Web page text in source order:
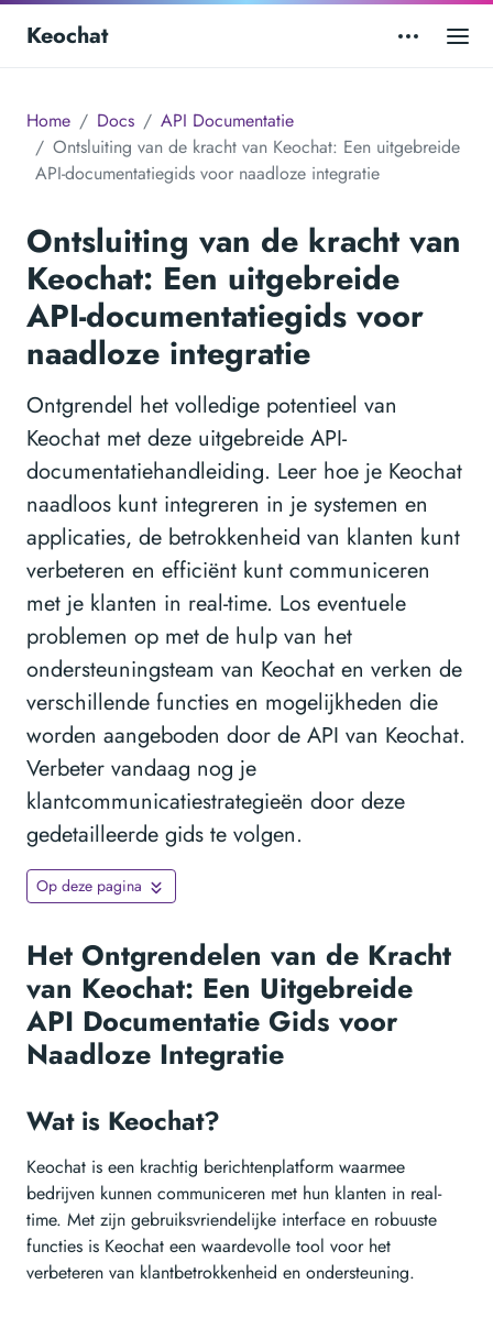
Keochat
Home Docs
API Documentatie
Ontsluiting van de kracht van Keochat: Een uitgebreide
API-documentatiegids voor naadloze integratie
Ontsluiting van de kracht van
Keochat: Een uitgebreide
API-documentatiegids voor
naadloze integratie
Ontgrendel het volledige potentieel van
Keochat met deze uitgebreide API-
documentatiehandleiding. Leer hoe je Keochat
naadloos kunt integreren in je systemen en
applicaties, de betrokkenheid van klanten kunt
verbeteren en efficiënt kunt communiceren
met je klanten in real-time. Los eventuele
problemen op met de hulp van het
ondersteuningsteam van Keochat en verken de
verschillende functies en mogelijkheden die
worden aangeboden door de API van Keochat.
Verbeter vandaag nog je
klantcommunicatiestrategieën door deze
gedetailleerde gids te volgen.
Op deze pagina
Het Ontgrendelen van de Kracht
van Keochat: Een Uitgebreide
API Documentatie Gids voor
Naadloze Integratie
Wat is Keochat?
Keochat is een krachtig berichtenplatform waarmee
bedrijven kunnen communiceren met hun klanten in real-
time. Met zijn gebruiksvriendelijke interface en robuuste
functies is Keochat een waardevolle tool voor het
verbeteren van klantbetrokkenheid en ondersteuning.